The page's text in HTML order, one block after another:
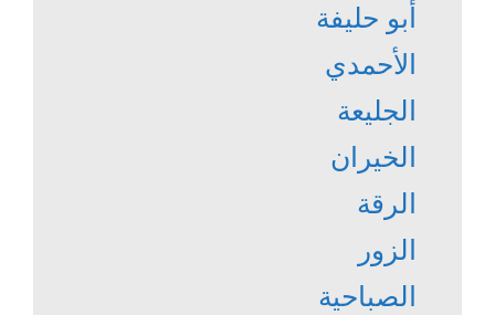
أبو حليفة
الأحمدي
الجليعة
الخيران
الرقة
الزور
الصباحية